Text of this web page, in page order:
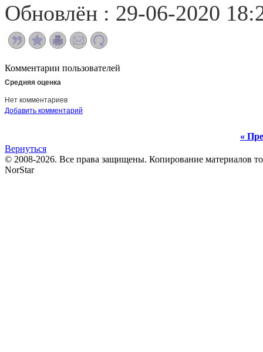
Обновлён : 29-06-2020
Комментарии пользователей
Средняя оценка
Нет комментариев
Добавить комментарий
«
Вернуться
© 2008-2026. Все права защищены. Копирование материалов
NorStar